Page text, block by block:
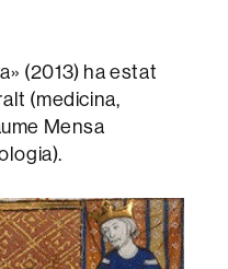
(2013) ha estat
(medicina,
Mensa